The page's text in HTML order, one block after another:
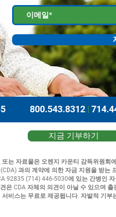
800.543.8312 |
지금 기부하기
또는 자료물은 오렌지 카운티 감독위원회
과의 계약에 의한 자금 지원을 받는
92835 (714) 446-5030에 있는 간병인
은 CDA 자체의 의견이 아닐 수 있으며
서비스는 무료로 제공됩니다. 자발적 기